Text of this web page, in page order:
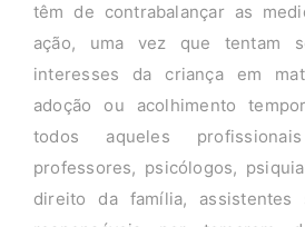
têm de contrabalançar as
ação, uma vez que tentam
interesses da criança em
adoção ou acolhimento
todos aqueles
professores, psicólogos,
direito da família,